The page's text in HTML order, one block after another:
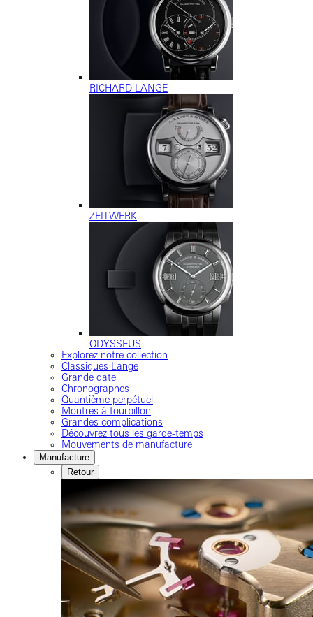
RICHARD LANGE
ZEITWERK
ODYSSEUS
Explorez notre collection
Classiques Lange
Grande date
Chronographes
Quantième perpétuel
Montres à tourbillon
Grandes complications
Découvrez tous les garde-temps
Mouvements de manufacture
Manufacture
Retour